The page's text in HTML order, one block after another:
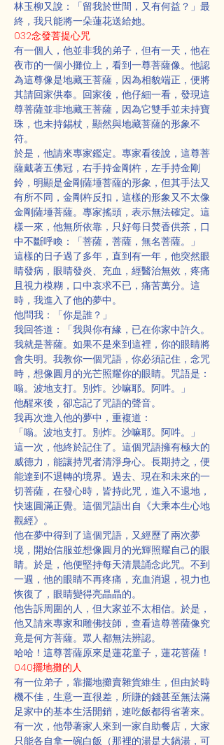
林玉柳又說：「留我於世間，又有何益？」最
終，我只能將一朵蓮花送給她。
032念發菩提心咒
有一個人，他並非我的弟子，但有一天，他在
夜市的一個小攤位上，看到一尊菩薩像。他認
為這尊像是地藏王菩薩，因為相貌端正，便將
其請回家供奉。回家後，他仔細一看，發現這
尊菩薩並非地藏王菩薩，因為它雙手並未持寶
珠，也未持錫杖，顯然與地藏菩薩的形象不
符。
於是，他請來專家鑑定。專家看後說，這尊菩
薩戴著五佛冠，右手持金剛杵，左手持金剛
鈴，明顯是金剛薩埵菩薩的形象，但其手法又
有所不同，金剛杵反扣，這樣的形象又不太像
金剛薩埵菩薩。專家搖頭，表示無法確定。這
樣一來，他無所依靠，只好每日焚香供茶，口
中不斷呼喚：「菩薩，菩薩，無名菩薩。」
這樣的日子過了多年，直到有一年，他突然眼
睛發病，眼睛發炎、充血，經醫治無效，疼痛
且視力模糊，口中哀求不已，痛苦萬分。這
時，我進入了他的夢中。
他問我：「你是誰？」
我回答道：「我與你有緣，已在你家中許久。
我就是菩薩。如果不是來到這裡，你的眼睛將
會失明。我教你一個咒語，你必須記住，念咒
時，想像圓月的光芒照耀你的眼睛。咒語是：
嗡。波地支打。別炸。沙嘛耶。阿吽。」
他醒來後，卻忘記了咒語的聲音。
我再次進入他的夢中，重複道：
「嗡。波地支打。別炸。沙嘛耶。阿吽。」
這一次，他終於記住了。這個咒語擁有極大的
威德力，能讓持咒者清淨身心。長期持之，便
能達到不退轉的境界。過去、現在和未來的一
切菩薩，在發心時，皆持此咒，進入不退地，
快速圓滿正覺。這個咒語出自《大乘本生心地
觀經》。
他在夢中得到了這個咒語，又經歷了兩次夢
境，開始信服並想像圓月的光輝照耀自己的眼
睛。於是，他便堅持每天清晨誦念此咒。不到
一週，他的眼睛不再疼痛，充血消退，視力也
恢復了，眼睛變得亮晶晶的。
他告訴周圍的人，但大家並不太相信。於是，
他又請來專家和雕佛技師，查看這尊菩薩像究
竟是何方菩薩。眾人都無法辨認。
哈哈！這尊菩薩原來是蓮花童子，蓮花菩薩！
040擺地攤的人
有一位弟子，靠擺地攤賣雜貨維生，但由於時
機不佳，生意一直很差，所賺的錢甚至無法滿
足家中的基本生活開銷，連吃飯都得省著來。
有一次，他帶著家人來到一家自助餐店，大家
只能各自拿一碗白飯（那裡的湯是大鍋湯，可